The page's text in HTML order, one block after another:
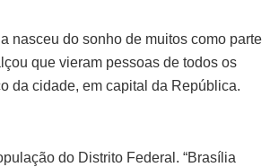
nasceu do sonho de muitos como parte
que vieram pessoas de todos os
da cidade, em capital da República.
do Distrito Federal. “Brasília